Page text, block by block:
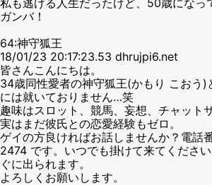
ガンバ！
64:神守狐王
18/01/23 20:17:23.53 dhrujpi6.net
皆さんこんにちは。
34歳同性愛者の神守狐王(かもり こおう)
には就いておりません…笑
趣味はスロット、競馬、妄想、チャット
実はまだ彼氏との恋愛経験もゼロ。
ゲイの方良ければお話しませんか？電
2474 です。いつでも掛けて来てくださ
ぐに出られます。
よろしくお願いします。